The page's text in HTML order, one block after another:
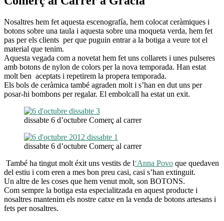
Nosaltres hem fet aquesta escenografía, hem colocat ceràmiques i
botons sobre una taula i aquesta sobre una moqueta verda, hem fet
pas per els clients per que puguin entrar a la botiga a veure tot el
material que tenim.
Aquesta vegada com a novetat hem fet uns collarets i unes pulseres
amb botons de nylon de colors per la nova temporada. Han estat
molt ben aceptats i repetirem la propera temporada.
Els bols de ceràmica també agraden molt i s’han en dut uns per
posar-hi bombons per regalar. El embolcall ha estat un exit.
dissabte 6 d’octubre Comerç al carrer
dissabte 6 d’octubre Comerç al carrer
També ha tingut molt éxit uns vestits de l‘Anna Povo que quedaven
del estiu i com eren a mes bon preu casi, casi s’han extinguit.
Un altre de les coses que hem venut molt, son BOTONS.
Com sempre la botiga esta especialitzada en aquest producte i
nosaltres mantenim els nostre catxe en la venda de botons artesans i
fets per nosaltres.